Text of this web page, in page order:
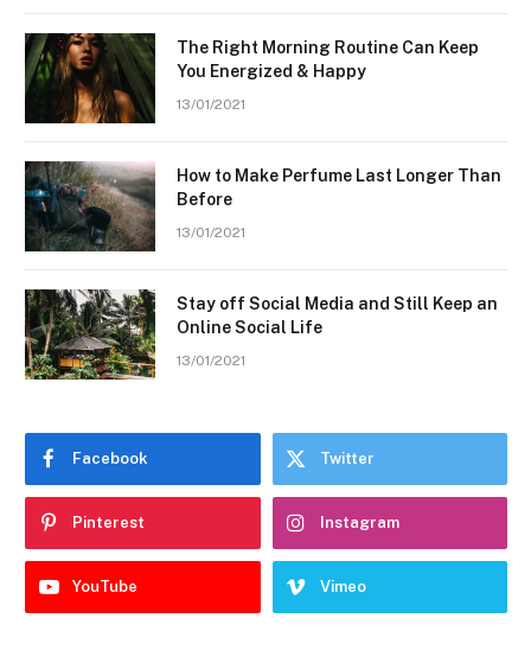
The Right Morning Routine Can Keep
You Energized & Happy
13/01/2021
How to Make Perfume Last Longer Than
Before
13/01/2021
Stay off Social Media and Still Keep an
Online Social Life
13/01/2021
Facebook Twitter
Pinterest Instagram
YouTube Vimeo